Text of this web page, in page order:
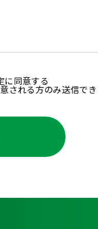
に同意する
される方のみ送信で